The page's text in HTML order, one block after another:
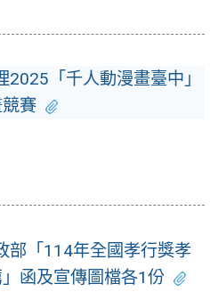
2025「千人動漫畫臺中」
賽
部「114年全國孝行獎孝
函及宣傳圖檔各1份